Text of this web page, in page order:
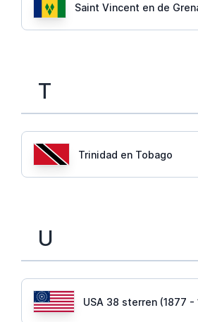
Saint Vincent en de
T
Trinidad en Tobago
U
USA 38 sterren (1877 -